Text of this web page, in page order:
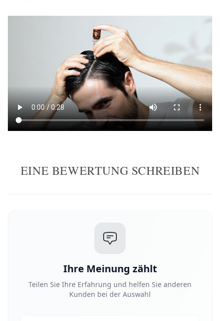
EINE BEWERTUNG SCHREIBEN
Ihre Meinung zählt
Teilen Sie Ihre Erfahrung und helfen Sie anderen
Kunden bei der Auswahl